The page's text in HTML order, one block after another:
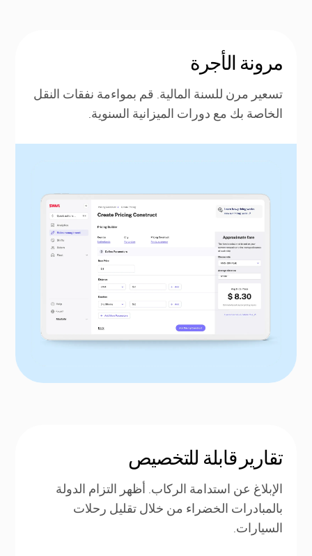
مرونة الأجرة
تسعير مرن للسنة المالية. قم بمواءمة نفقات النقل
الخاصة بك مع دورات الميزانية السنوية.
تقارير قابلة للتخصيص
الإبلاغ عن استدامة الركاب. أظهر التزام الدولة
بالمبادرات الخضراء من خلال تقليل رحلات
السيارات.